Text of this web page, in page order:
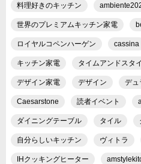
料理好きのキッチン
世界のプレミアムキッチン家電
ロイヤルコペンハーゲン cassina
キッチン家電 タイムアンドスタ
デザイン家電 デザイン デュ
Caesarstone 読者イベント
ダイニングテーブル タイル
自分らしいキッチン ヴィトラ
IHクッキングヒーター